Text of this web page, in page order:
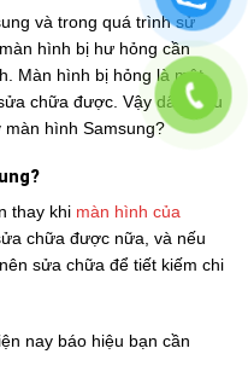
và trong quá trình sử
hình bị hư hỏng cần
Màn hình bị hỏng là một
chữa được. Vậy dấu hiệu
hình Samsung?
thay khi màn hình của
chữa được nữa, và nếu
sửa chữa để tiết kiếm chi
nay báo hiệu bạn cần